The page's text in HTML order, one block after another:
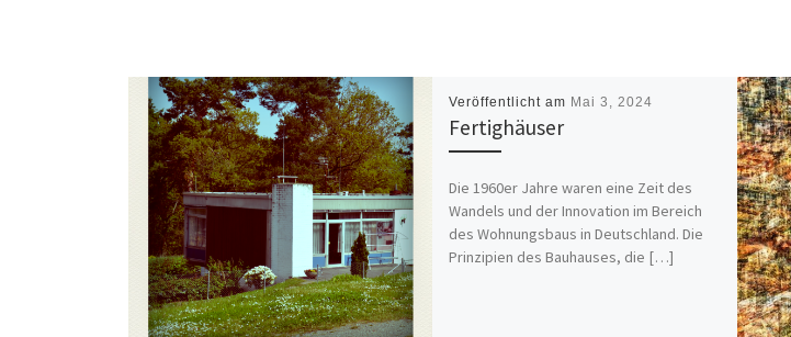
Veröffentlicht am Mai 3, 2024
Fertighäuser
Die 1960er Jahre waren eine Zeit des
Wandels und der Innovation im Bereich
des Wohnungsbaus in Deutschland. Die
Prinzipien des Bauhauses, die […]